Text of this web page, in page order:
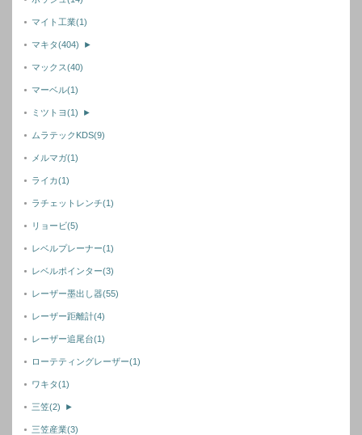
マイト工業(1)
マキタ(404) ►
マックス(40)
マーベル(1)
ミツトヨ(1) ►
ムラテックKDS(9)
メルマガ(1)
ライカ(1)
ラチェットレンチ(1)
リョービ(5)
レベルプレーナー(1)
レベルポインター(3)
レーザー墨出し器(55)
レーザー距離計(4)
レーザー追尾台(1)
ローテティングレーザー(1)
ワキタ(1)
三笠(2) ►
三笠産業(3)